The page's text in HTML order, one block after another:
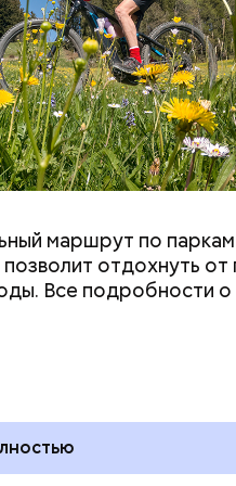
маршрут по
отдохнуть от
Все подробности
Садовой стала
жизни и быта начала
имеют отношение к